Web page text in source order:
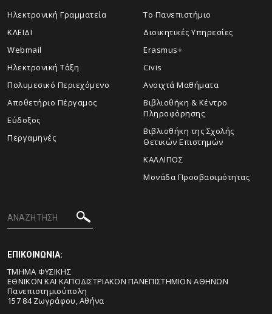
Ηλεκτρονική Γραμματεία
ΚΛΕΙΔΙ
Webmail
Ηλεκτρονική Τάξη
Πολυμεσικό Περιεχόμενο
Αποθετήριο Πέργαμος
Εύδοξος
Περγαμηνές
Το Πανεπιστήμιο
Διοικητικές Υπηρεσίες
Erasmus+
Civis
Ανοιχτά Μαθήματα
Βιβλιοθήκη & Κέντρο
Πληροφόρησης
Βιβλιοθήκη της Σχολής
Θετικών Επιστημών
ΚΑΛΛΙΠΟΣ
Μονάδα Προσβασιμότητας
ΕΠΙΚΟΙΝΩΝΙΑ:
ΤΜΗΜΑ ΦΥΣΙΚΗΣ
ΕΘΝΙΚΟΝ ΚΑΙ ΚΑΠΟΔΙΣΤΡΙΑΚΟΝ ΠΑΝΕΠΙΣΤΗΜΙΟΝ ΑΘΗΝΩΝ
Πανεπιστημιούπολη
157 84 Ζωγράφου, Αθήνα